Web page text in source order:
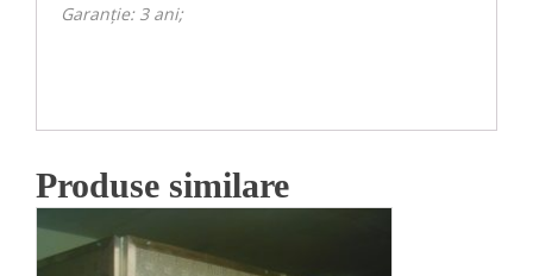
Garanție: 3 ani;
Produse similare